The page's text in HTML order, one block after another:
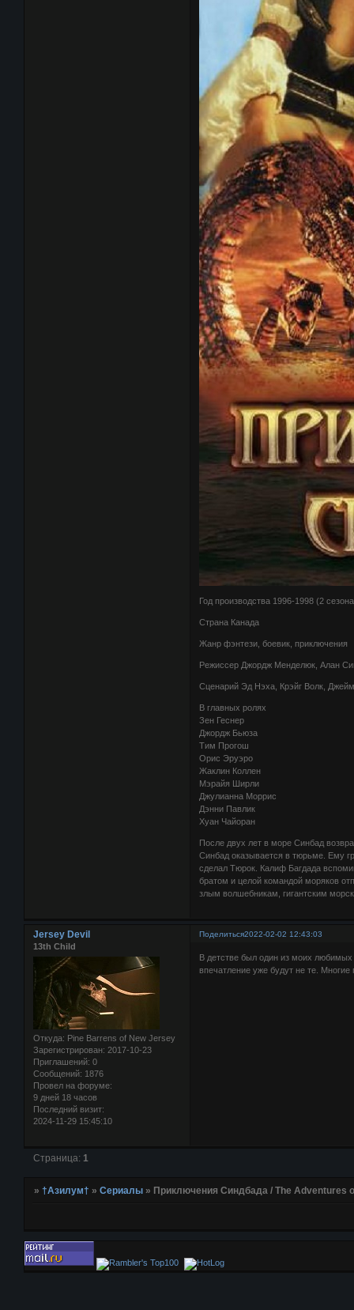
Год производства 1996-1998 (2
Страна Канада
Жанр фэнтези, боевик, приключения
Режиссер Джордж Менделюк, Алан
Сценарий Эд Нэха, Крэйг Волк,
В главных ролях
Зен Геснер
Джордж Бьюза
Тим Прогош
Орис Эруэро
Жаклин Коллен
Мэрайя Ширли
Джулианна Моррис
Дэнни Павлик
Хуан Чайоран
После двух лет в море Синбад
Синбад оказывается в тюрьме. Ему
сделал Тюрок. Калиф Багдада
братом и целой командой моряков
злым волшебникам, гигантским
Поделиться2022-02-02 12:43:03
Jersey Devil
13th Child
Откуда: Pine Barrens of New Jersey
Зарегистрирован: 2017-10-23
Приглашений: 0
Сообщений: 1876
Провел на форуме:
9 дней 18 часов
Последний визит:
2024-11-29 15:45:10
В детстве был один из моих любимых
впечатление уже будут не те.
Страница: 1
»†Азилум† »Сериалы » Приключения Синдбада / The Adventures